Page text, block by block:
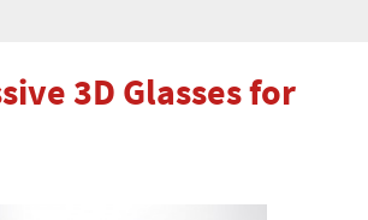
3D Glasses for